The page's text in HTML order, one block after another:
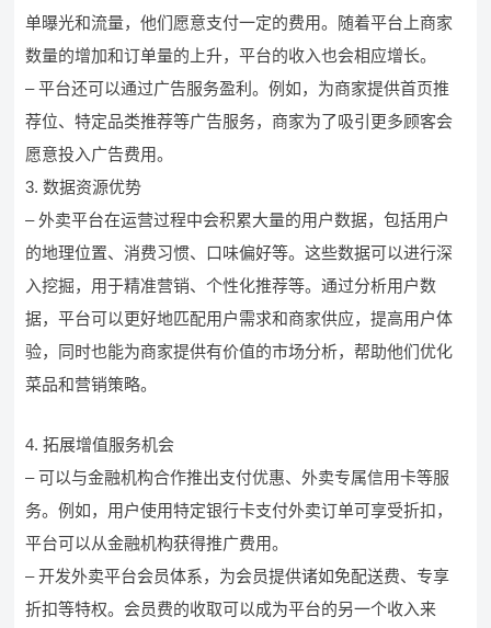
单曝光和流量，他们愿意支付一定的费用。随着平台上商家
数量的增加和订单量的上升，平台的收入也会相应增长。
– 平台还可以通过广告服务盈利。例如，为商家提供首页推
荐位、特定品类推荐等广告服务，商家为了吸引更多顾客会
愿意投入广告费用。
3. 数据资源优势
– 外卖平台在运营过程中会积累大量的用户数据，包括用户
的地理位置、消费习惯、口味偏好等。这些数据可以进行深
入挖掘，用于精准营销、个性化推荐等。通过分析用户数
据，平台可以更好地匹配用户需求和商家供应，提高用户体
验，同时也能为商家提供有价值的市场分析，帮助他们优化
菜品和营销策略。
4. 拓展增值服务机会
– 可以与金融机构合作推出支付优惠、外卖专属信用卡等服
务。例如，用户使用特定银行卡支付外卖订单可享受折扣，
平台可以从金融机构获得推广费用。
– 开发外卖平台会员体系，为会员提供诸如免配送费、专享
折扣等特权。会员费的收取可以成为平台的另一个收入来